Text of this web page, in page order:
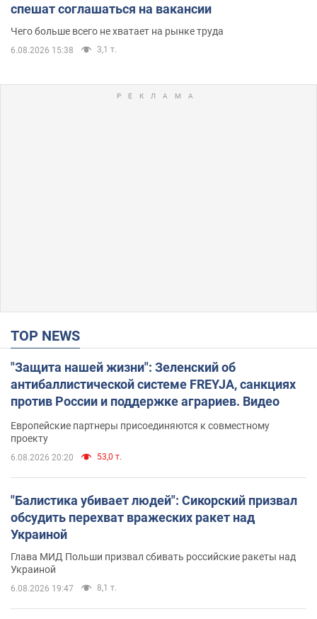
спешат соглашаться на вакансии
Чего больше всего не хватает на рынке труда
6.08.2026 15:38 3,1 т.
TOP NEWS
"Защита нашей жизни": Зеленский об
антибаллистической системе FREYJA, санкциях
против России и поддержке аграриев. Видео
Европейские партнеры присоединяются к совместному
проекту
6.08.2026 20:20 53,0 т.
"Балистика убивает людей": Сикорский призвал
обсудить перехват вражеских ракет над
Украиной
Глава МИД Польши призвал сбивать российские ракеты над
Украиной
6.08.2026 19:47 8,1 т.